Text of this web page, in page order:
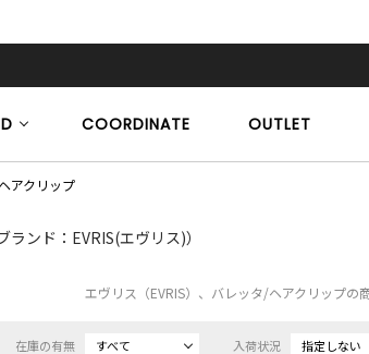
COORDINATE OUTLET
アクリップ
ブランド：EVRIS(エヴリス)）
エヴリス（EVRIS）、バレッタ/ヘアクリップの
在庫の有無 すべて 入荷状況 指定しない